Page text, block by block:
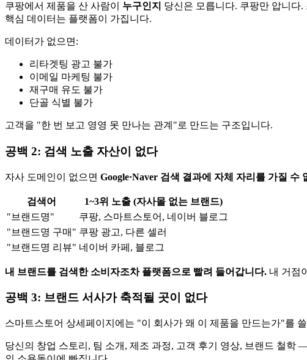
쿠팡에서 제품을 산 사람이 누구인지 당신은 모릅니다. 쿠팡만 압니다
핵심 데이터는 플랫폼이 가집니다.
데이터가 없으면:
리타겟팅 광고 불가
이메일 마케팅 불가
재구매 유도 불가
단골 식별 불가
고객을 "한 번 보고 영영 못 만나는 관계"로 만드는 구조입니다.
공백 2: 검색 노출 자산이 없다
자사 도메인이 없으면 Google·Naver 검색 결과에 자체 자리를 가질 수
검색어
1~3위 노출 (자사몰 없는 브랜드)
"브랜드명"
쿠팡, 스마트스토어, 네이버 블로그
"브랜드명 구매" 쿠팡 광고, 다른 셀러
"브랜드명 리뷰" 네이버 카페, 블로그
내 브랜드를 검색한 소비자조차 플랫폼으로 빨려 들어갑니다. 내 거점
공백 3: 브랜드 서사가 축적될 곳이 없다
스마트스토어 상세페이지에는 "이 회사가 왜 이 제품을 만드는가"를
당신의 창업 스토리, 팀 소개, 제조 과정, 고객 후기 영상, 브랜드 철